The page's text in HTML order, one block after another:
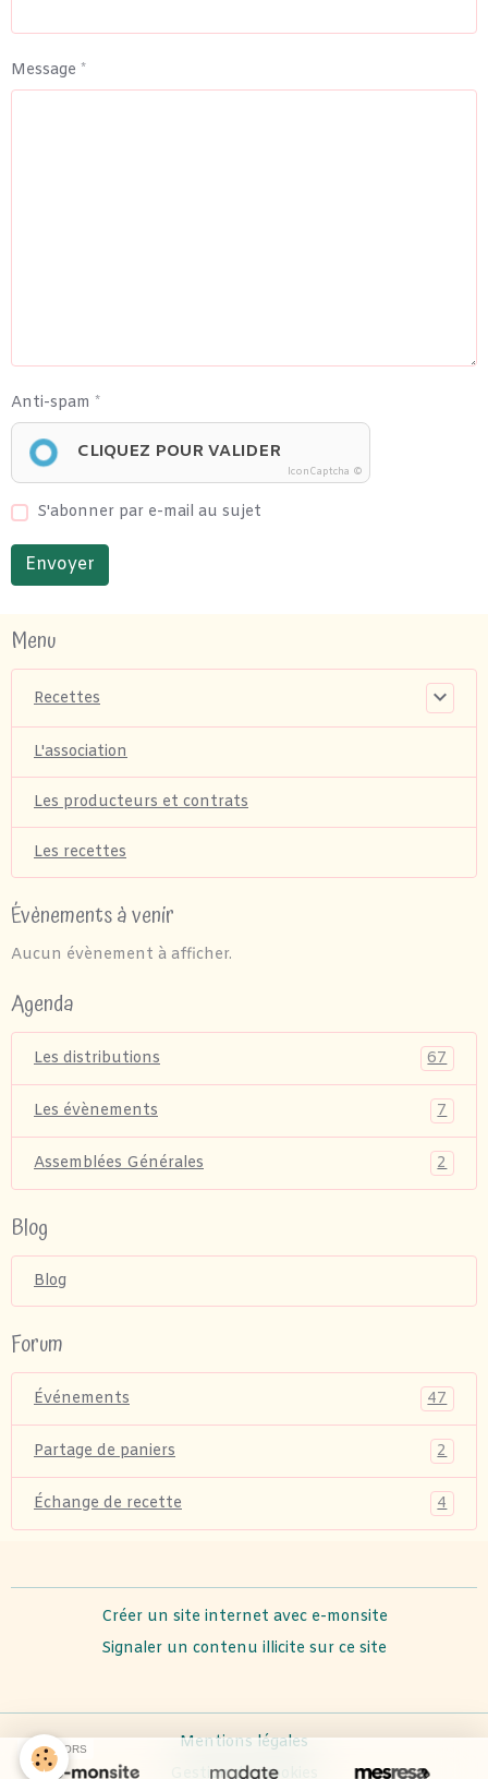
Message
Anti-spam
CLIQUEZ POUR VALIDER
IconCaptcha ©
S'abonner par e-mail au sujet
Envoyer
Menu
Recettes
L'association
Les producteurs et contrats
Les recettes
Évènements à venir
Aucun évènement à afficher.
Agenda
Les distributions 67
Les évènements 7
Assemblées Générales 2
Blog
Blog
Forum
Événements 47
Partage de paniers 2
Échange de recette 4
Créer un site internet avec e-monsite
Signaler un contenu illicite sur ce site
Mentions légales
Gestion des cookies
SPONSORS